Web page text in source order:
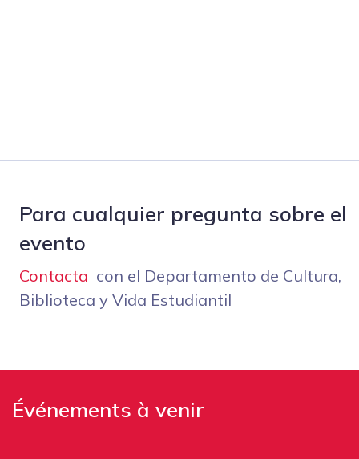
Para cualquier pregunta sobre el
evento
Contacta con el Departamento de Cultura,
Biblioteca y Vida Estudiantil
Événements à venir